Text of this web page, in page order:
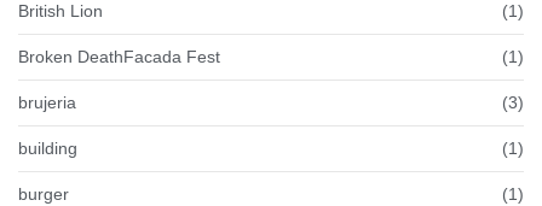
British Lion (1)
Broken DeathFacada Fest (1)
brujeria (3)
building (1)
burger (1)